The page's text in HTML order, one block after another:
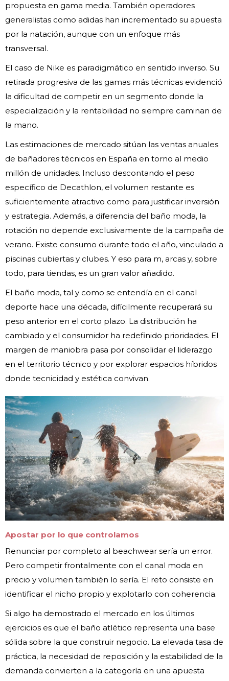
propuesta en gama media. También operadores
generalistas como adidas han incrementado su apuesta
por la natación, aunque con un enfoque más
transversal.
El caso de Nike es paradigmático en sentido inverso. Su
retirada progresiva de las gamas más técnicas evidenció
la dificultad de competir en un segmento donde la
especialización y la rentabilidad no siempre caminan de
la mano.
Las estimaciones de mercado sitúan las ventas anuales
de bañadores técnicos en España en torno al medio
millón de unidades. Incluso descontando el peso
específico de Decathlon, el volumen restante es
suficientemente atractivo como para justificar inversión
y estrategia. Además, a diferencia del baño moda, la
rotación no depende exclusivamente de la campaña de
verano. Existe consumo durante todo el año, vinculado a
piscinas cubiertas y clubes. Y eso para m, arcas y, sobre
todo, para tiendas, es un gran valor añadido.
El baño moda, tal y como se entendía en el canal
deporte hace una década, difícilmente recuperará su
peso anterior en el corto plazo. La distribución ha
cambiado y el consumidor ha redefinido prioridades. El
margen de maniobra pasa por consolidar el liderazgo
en el territorio técnico y por explorar espacios híbridos
donde tecnicidad y estética convivan.
Apostar por lo que controlamos
Renunciar por completo al beachwear sería un error.
Pero competir frontalmente con el canal moda en
precio y volumen también lo sería. El reto consiste en
identificar el nicho propio y explotarlo con coherencia.
Si algo ha demostrado el mercado en los últimos
ejercicios es que el baño atlético representa una base
sólida sobre la que construir negocio. La elevada tasa de
práctica, la necesidad de reposición y la estabilidad de la
demanda convierten a la categoría en una apuesta